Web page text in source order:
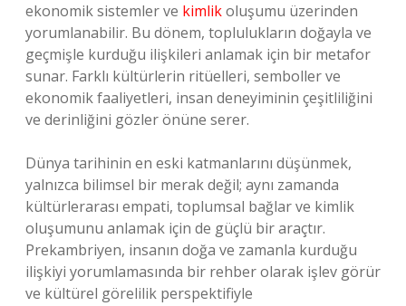
ekonomik sistemler ve kimlikoluşumu üzerinden
yorumlanabilir. Bu dönem, toplulukların doğayla ve
geçmişle kurduğu ilişkileri anlamak için bir metafor
sunar. Farklı kültürlerin ritüelleri, semboller ve
ekonomik faaliyetleri, insan deneyiminin çeşitliliğini
ve derinliğini gözler önüne serer.
Dünya tarihinin en eski katmanlarını düşünmek,
yalnızca bilimsel bir merak değil; aynı zamanda
kültürlerarası empati, toplumsal bağlar ve kimlik
oluşumunu anlamak için de güçlü bir araçtır.
Prekambriyen, insanın doğa ve zamanla kurduğu
ilişkiyi yorumlamasında bir rehber olarak işlev görür
ve kültürel görelilik perspektifiyle